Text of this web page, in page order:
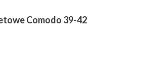
Comodo 39-42